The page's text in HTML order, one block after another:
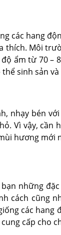
các hang
thích. Môi
ẩm từ 70 –
sinh sản
nhạy bén
Vì vậy, cần
hương mới
những
cách cũng
các
cấp cho